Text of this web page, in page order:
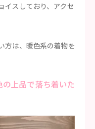
イスしており、アクセ
方は、暖色系の着物を
上品で落ち着いた